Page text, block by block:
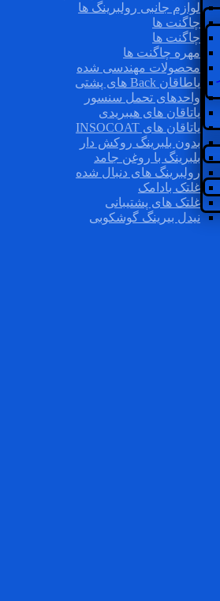
لوازم جانبی رولبرینگ ها
چاگنت ها
چاگنت ها
مهره چاگنت ها
محصولات مهندسی شده
یاطاقان Back های پشتی
واحدهای تحمل سنسور
یاتاقان های هیبریدی
یاتاقان های INSOCOAT
بدون بلبرینگ روکش دار
بلبرینگ با روغن جامد
رولبرینگ های دنبال شده
غلتک بادامک
غلتک های پشتیبانی
نیدل بیرینگ گوشکوبی